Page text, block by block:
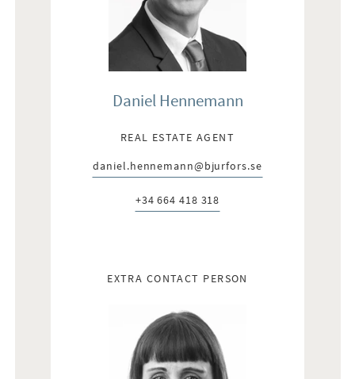
Daniel Hennemann
REAL ESTATE AGENT
E-post:
daniel.hennemann@bjurfors.se
Telefon:
+34 664 418 318
EXTRA CONTACT PERSON